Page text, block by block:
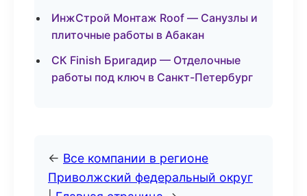
ИнжСтрой Монтаж Roof — Санузлы и
плиточные работы в Абакан
СК Finish Бригадир — Отделочные
работы под ключ в Санкт-Петербург
← Все компании в регионе
Приволжский федеральный округ